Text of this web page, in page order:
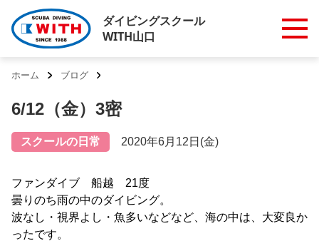
ダイビングスクール
WITH山口
ホーム ブログ
6/12（金）3密
スクールの日常 2020年6月12日(金)
ファンダイブ 船越 21度
曇りのち雨の中のダイビング。
波なし・視界よし・魚多いなどなど、海の中は、大変良か
ったです。